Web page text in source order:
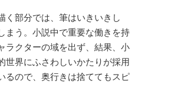
く部分では、筆はいきいきし
まう。小説中で重要な働きを持
ラクターの域を出ず、結果、小
世界にふさわしいかたりが採用
るので、奥行きは捨ててもスピ